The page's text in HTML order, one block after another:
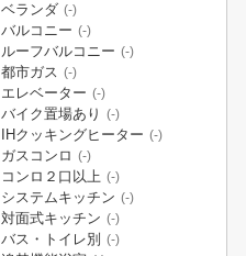
ベランダ (-)
バルコニー (-)
ルーフバルコニー (-)
都市ガス (-)
エレベーター (-)
バイク置場あり (-)
IHクッキングヒーター (-)
ガスコンロ (-)
コンロ２口以上 (-)
システムキッチン (-)
対面式キッチン (-)
バス・トイレ別 (-)